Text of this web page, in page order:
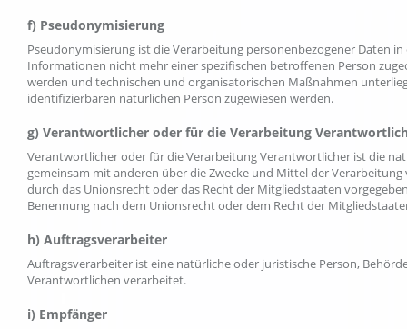
f) Pseudonymisierung
Pseudonymisierung ist die Verarbeitung personenbezogener Daten
Informationen nicht mehr einer spezifischen betroffenen Person
werden und technischen und organisatorischen Maßnahmen
identifizierbaren natürlichen Person zugewiesen werden.
g) Verantwortlicher oder für die Verarbeitung
Verantwortlicher oder für die Verarbeitung Verantwortlicher ist die
gemeinsam mit anderen über die Zwecke und Mittel der
durch das Unionsrecht oder das Recht der Mitgliedstaaten
Benennung nach dem Unionsrecht oder dem Recht der
h) Auftragsverarbeiter
Auftragsverarbeiter ist eine natürliche oder juristische Person,
Verantwortlichen verarbeitet.
i) Empfänger